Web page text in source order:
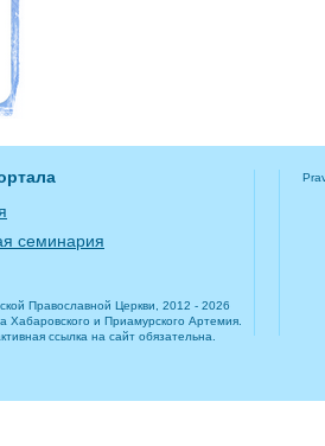
семинария
Православной Церкви, 2012 - 2026
и Приамурского Артемия.
ссылка на сайт обязательна.